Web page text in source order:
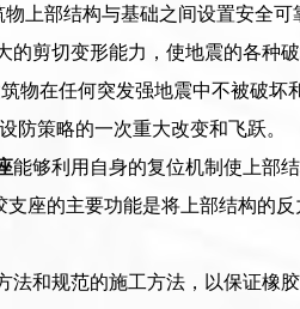
上部结构与基础之间设置安全
剪切变形能力，使地震的各种
物在任何突发强地震中不被破坏
防策略的一次重大改变和飞跃。
能够利用自身的复位机制使上部
座的主要功能是将上部结构的
法和规范的施工方法，以保证橡